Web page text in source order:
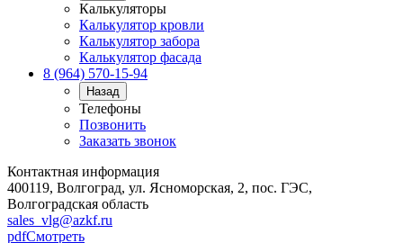
Калькуляторы
Калькулятор кровли
Калькулятор забора
Калькулятор фасада
8 (964) 570-15-94
Назад
Телефоны
Позвонить
Заказать звонок
Контактная информация
400119, Волгоград, ул. Ясноморская, 2, пос. ГЭС,
Волгоградская область
sales_vlg@azkf.ru
pdfСмотреть